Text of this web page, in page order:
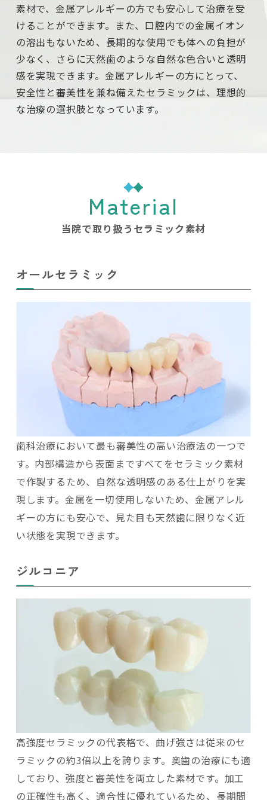
素材で、金属アレルギーの方でも安心して治療を受
けることができます。また、口腔内での金属イオン
の溶出もないため、長期的な使用でも体への負担が
少なく、さらに天然歯のような自然な色合いと透明
感を実現できます。金属アレルギーの方にとって、
安全性と審美性を兼ね備えたセラミックは、理想的
な治療の選択肢となっています。
Material
当院で取り扱うセラミック素材
オールセラミック
歯科治療において最も審美性の高い治療法の一つで
す。内部構造から表面まですべてをセラミック素材
で作製するため、自然な透明感のある仕上がりを実
現します。金属を一切使用しないため、金属アレル
ギーの方にも安心で、見た目も天然歯に限りなく近
い状態を実現できます。
ジルコニア
高強度セラミックの代表格で、曲げ強さは従来のセ
ラミックの約3倍以上を誇ります。奥歯の治療にも適
しており、強度と審美性を両立した素材です。加工
の正確性も高く、適合性に優れているため、長期間